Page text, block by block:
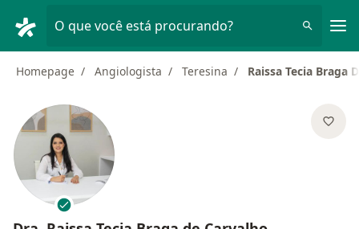
O que você está procurando?
Homepage Angiologista Teresina Raissa Tecia Braga